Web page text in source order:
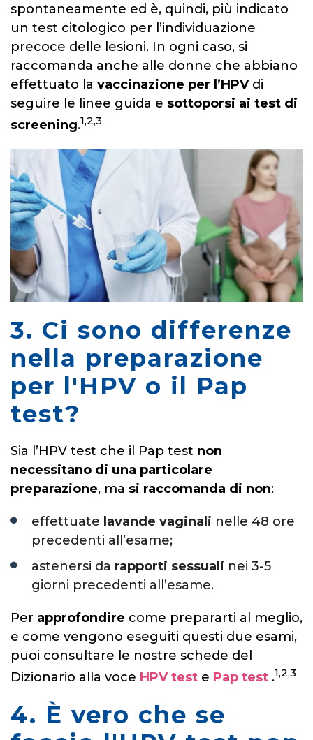
spontaneamente ed è, quindi, più indicato
un test citologico per l’individuazione
precoce delle lesioni. In ogni caso, si
raccomanda anche alle donne che abbiano
effettuato la vaccinazione per l’HPVdi
seguire le linee guida e sottoporsi ai test di
screening.1,2,3
3. Ci sono differenze
nella preparazione
per l'HPV o il Pap
test?
Sia l’HPV test che il Pap test non
necessitano di una particolare
preparazione, ma si raccomanda di non:
effettuate lavande vaginali nelle 48 ore
precedenti all’esame;
astenersi da rapporti sessuali nei 3-5
giorni precedenti all’esame.
Per approfondire come prepararti al meglio,
e come vengono eseguiti questi due esami,
puoi consultare le nostre schede del
Dizionario alla voce HPV test e Pap test .1,2,3
4. È vero che se